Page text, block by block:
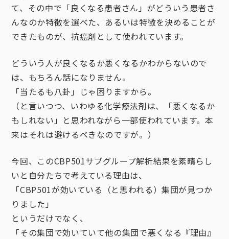
て、その中で「良くなる患者さん」がどういう患者さ
んなのか特徴を選べた、あるいは特徴を決めることが
できたものが、抗癌剤として使われています。
どういう人が良くなるか悪くなるかわからないので
は、もちろん話になりません。
「当たるも八卦」じゃ困りますから。
（と言いつつ、いわゆる化学療法剤は、「悪くなるか
もしれない」と思われながら一部使われています。本
来はそれは避けるべきなのですが。）
今回、このCBP501サブグループ解析結果を素晴らし
いと自分たちで考えている理由は、
「CBP501が効いている（と思われる）集団が見つか
りました」
というだけでなく、
「その集団で効いていて他の集団で悪くなる『理由』